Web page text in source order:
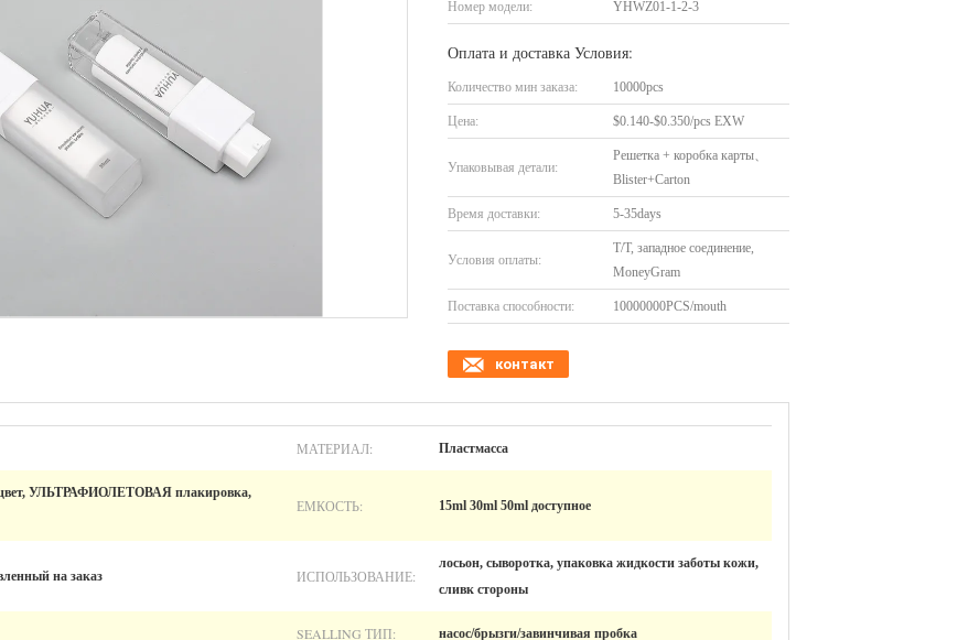
Номер модели: YHWZ01-1-2-3
Оплата и доставка Условия:
Количество мин заказа: 10000pcs
Цена: $0.140-$0.350/pcs EXW
Упаковывая детали:
Решетка + коробка карты、
Blister+Carton
Время доставки: 5-35days
Условия оплаты:
T/T, западное соединение,
MoneyGram
Поставка способности: 10000000PCS/mouth
контакт
МАТЕРИАЛ: Пластмасса
цвет, УЛЬТРАФИОЛЕТОВАЯ плакировка,
ЕМКОСТЬ: 15ml 30ml 50ml доступное
на заказ ИСПОЛЬЗОВАНИЕ:
лосьон, сыворотка, упаковка жидкости заботы кожи,
сливк стороны
SEALLING ТИП: насос/брызги/завинчивая пробка